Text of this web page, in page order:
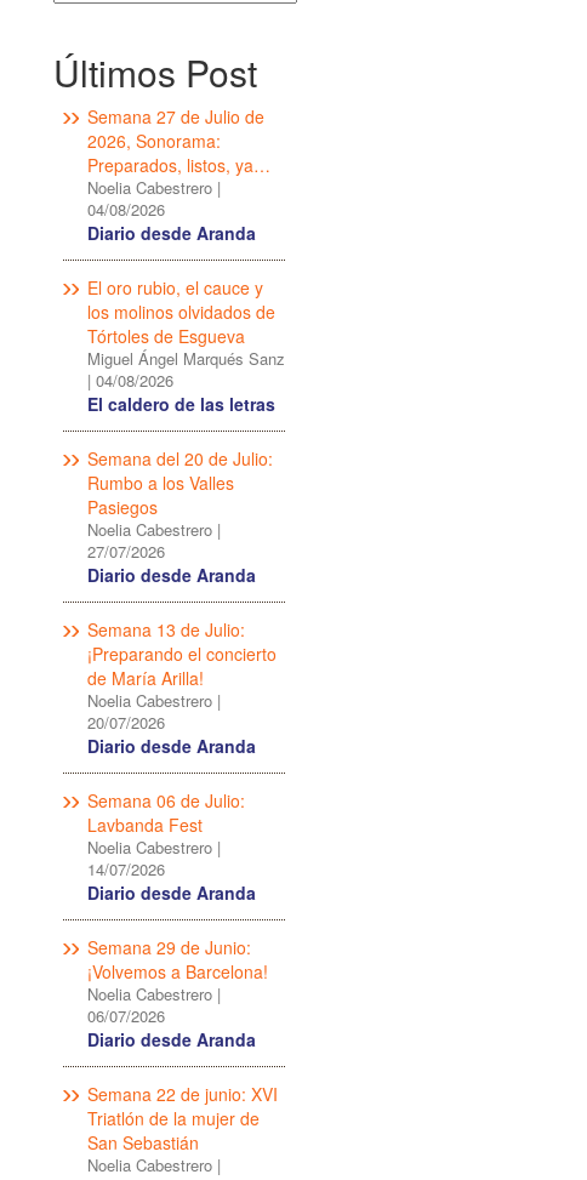
Últimos Post
Semana 27 de Julio de
2026, Sonorama:
Preparados, listos, ya…
Noelia Cabestrero|
04/08/2026
Diario desde Aranda
El oro rubio, el cauce y
los molinos olvidados de
Tórtoles de Esgueva
Miguel Ángel Marqués Sanz
| 04/08/2026
El caldero de las letras
Semana del 20 de Julio:
Rumbo a los Valles
Pasiegos
Noelia Cabestrero|
27/07/2026
Diario desde Aranda
Semana 13 de Julio:
¡Preparando el concierto
de María Arilla!
Noelia Cabestrero|
20/07/2026
Diario desde Aranda
Semana 06 de Julio:
Lavbanda Fest
Noelia Cabestrero|
14/07/2026
Diario desde Aranda
Semana 29 de Junio:
¡Volvemos a Barcelona!
Noelia Cabestrero|
06/07/2026
Diario desde Aranda
Semana 22 de junio: XVI
Triatlón de la mujer de
San Sebastián
Noelia Cabestrero|